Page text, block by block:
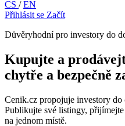
CS / EN
Přihlásit se Začít
Důvěryhodní pro investory do
Kupujte a
chytře a bezpečně
Cenik.cz propojuje investory do
Publikujte své listingy,
na jednom místě.